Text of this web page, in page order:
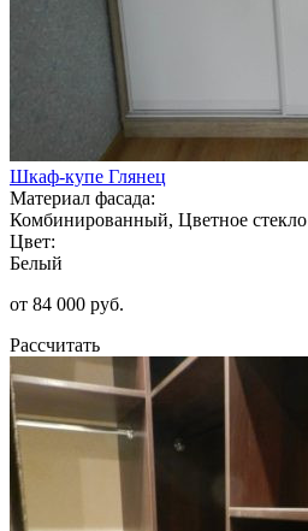
Шкаф-купе Глянец
Материал фасада:
Комбинированный, Цветное стекло
Цвет:
Белый
от 84 000 руб.
Рассчитать